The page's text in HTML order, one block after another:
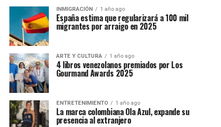
INMIGRACIÓN 1 año ago
España estima que regularizará a 100 mil
migrantes por arraigo en 2025
ARTE Y CULTURA 1 año ago
4 libros venezolanos premiados por Los
Gourmand Awards 2025
ENTRETENIMIENTO 1 año ago
La marca colombiana Ola Azul, expande su
presencia al extranjero